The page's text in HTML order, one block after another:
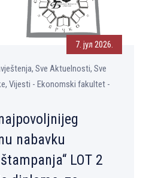
7. јул 2026.
Sve Aktuelnosti, Sve
Vijesti - Ekonomski fakultet -
nabavku
LOT 2